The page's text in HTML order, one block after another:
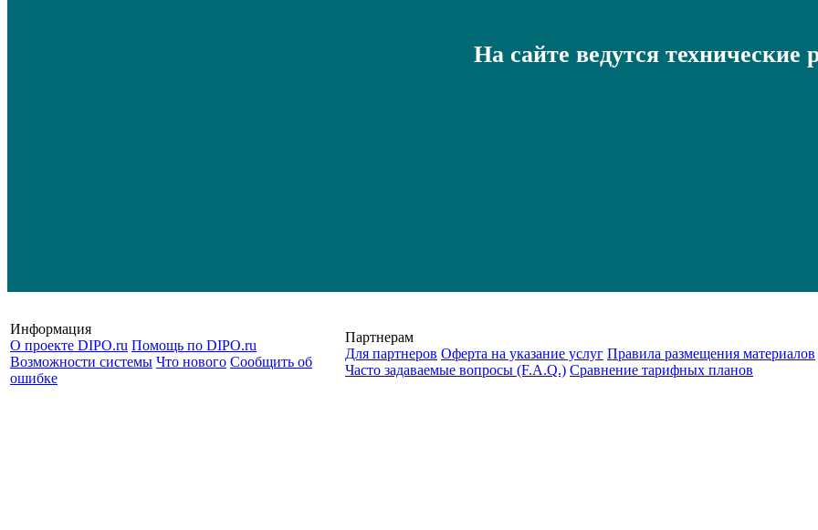
На сайте ведутся технические
Информация
О проекте DIPO.ru Помощь по DIPO.ru
Возможности системы Что нового Сообщить об
ошибке
Партнерам
Для партнеров Оферта на указание услуг Правила размещения материалов
Часто задаваемые вопросы (F.A.Q.) Cравнение тарифных планов